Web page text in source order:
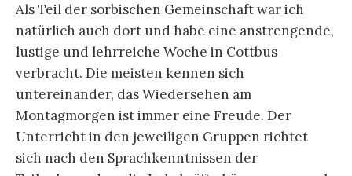
Als Teil der sorbischen Gemeinschaft war ich
natürlich auch dort und habe eine anstrengende,
lustige und lehrreiche Woche in Cottbus
verbracht. Die meisten kennen sich
untereinander, das Wiedersehen am
Montagmorgen ist immer eine Freude. Der
Unterricht in den jeweiligen Gruppen richtet
sich nach den Sprachkenntnissen der